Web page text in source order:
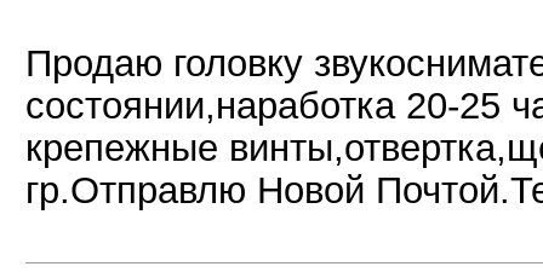
Продаю головку
состоянии,наработка 20-25
крепежные
гр.Отправлю Новой